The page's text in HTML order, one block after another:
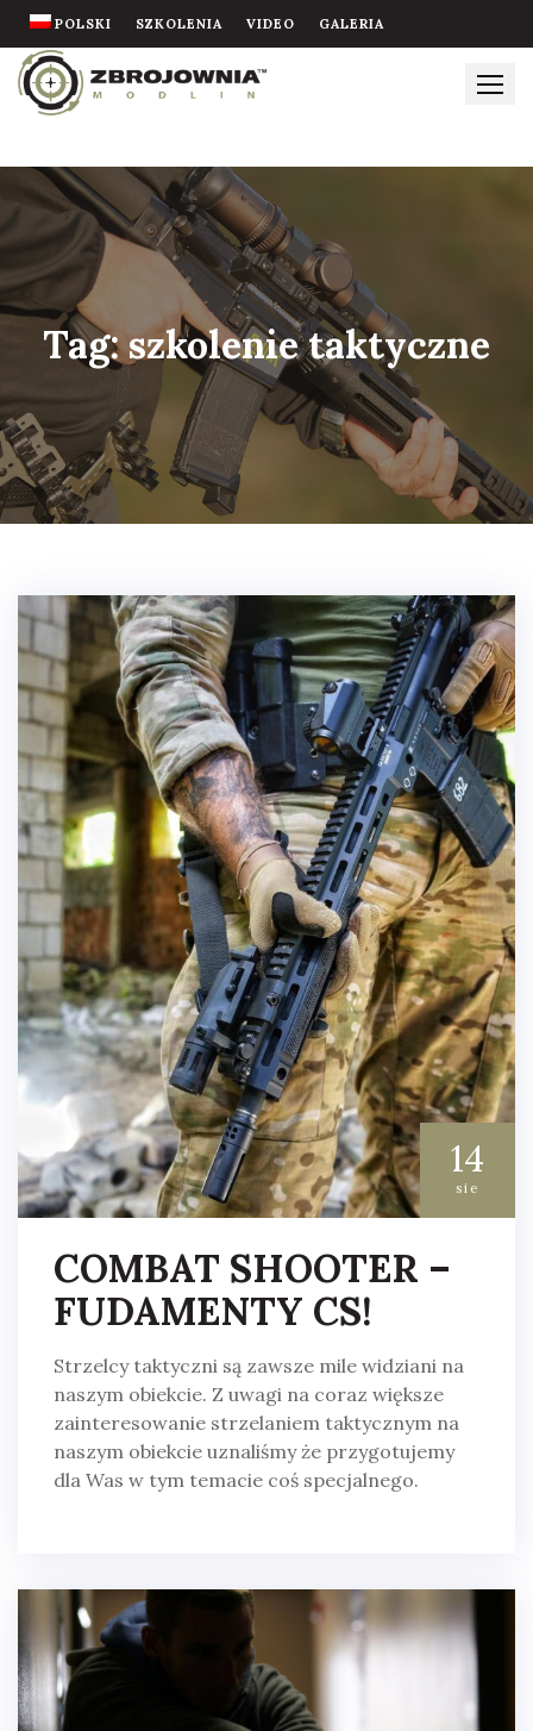
Skip
to
content
POLSKI SZKOLENIA VIDEO GALERIA
Tag:szkolenie taktyczne
14
sie
COMBAT SHOOTER –
FUDAMENTY CS!
Strzelcy taktyczni są zawsze mile widziani na
naszym obiekcie. Z uwagi na coraz większe
zainteresowanie strzelaniem taktycznym na
naszym obiekcie uznaliśmy że przygotujemy
dla Was w tym temacie coś specjalnego.